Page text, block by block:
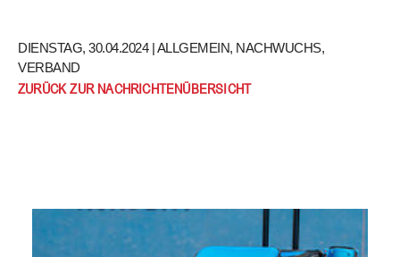
DIENSTAG, 30.04.2024 |ALLGEMEIN, NACHWUCHS,
VERBAND
ZURÜCK ZUR NACHRICHTENÜBERSICHT